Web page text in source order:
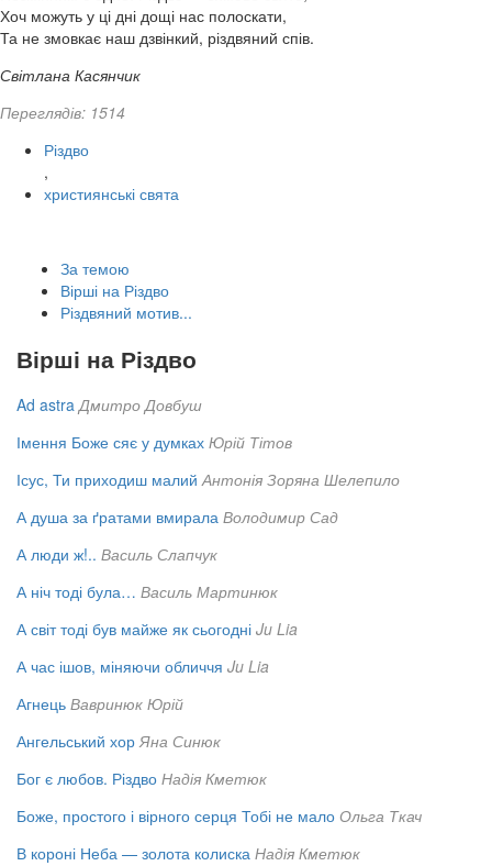
Хоч можуть у ці дні дощі нас полоскати,
Та не змовкає наш дзвінкий, різдвяний спів.
Світлана Касянчик
Переглядів: 1514
Різдво
,
християнські свята
За темою
Вірші на Різдво
Різдвяний мотив...
Вірші на Різдво
Ad astra Дмитро Довбуш
Імення Боже сяє у думках Юрій Тітов
Ісус, Ти приходиш малий Антонія Зоряна Шелепило
А душа за ґратами вмирала Володимир Сад
А люди ж!.. Василь Слапчук
А ніч тоді була… Василь Мартинюк
А світ тоді був майже як сьогодні Ju Lia
А час ішов, міняючи обличчя Ju Lia
Агнець Вавринюк Юрій
Ангельський хор Яна Синюк
Бог є любов. Різдво Надія Кметюк
Боже, простого і вірного серця Тобі не мало Ольга Ткач
В короні Неба — золота колиска Надія Кметюк